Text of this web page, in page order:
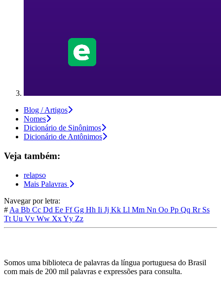
Blog / Artigos
Nomes
Dicionário de Sinônimos
Dicionário de Antônimos
Veja também:
relapso
Mais Palavras
Navegar por letra:
# Aa Bb Cc Dd Ee FfGg Hh Ii Jj Kk Ll Mm Nn Oo Pp Qq Rr Ss
Tt Uu Vv Ww XxYy Zz
Somos uma biblioteca de palavras da língua portuguesa do Brasil
com mais de 200 mil palavras e expressões para consulta.